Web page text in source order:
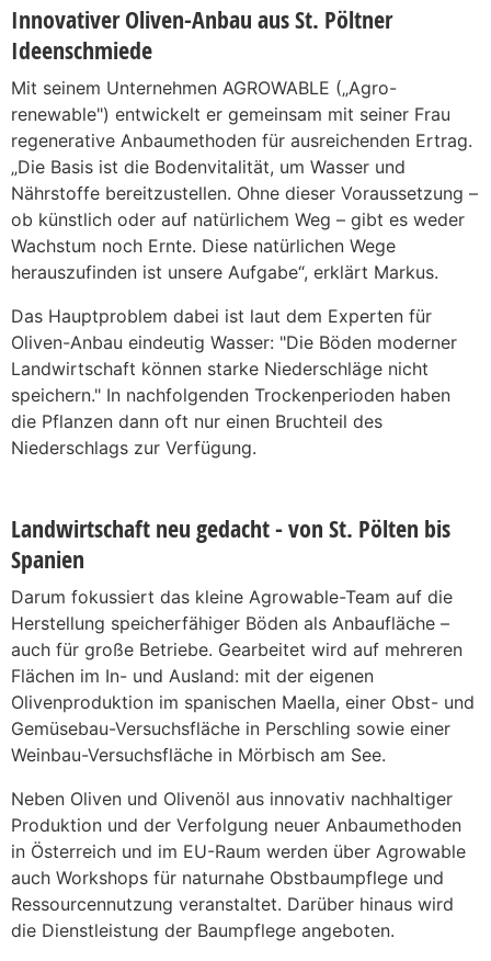
Innovativer Oliven-Anbau aus St. Pöltner
Ideenschmiede
Mit seinem Unternehmen AGROWABLE („Agro-
renewable") entwickelt er gemeinsam mit seiner Frau
regenerative Anbaumethoden für ausreichenden Ertrag.
„Die Basis ist die Bodenvitalität, um Wasser und
Nährstoffe bereitzustellen. Ohne dieser Voraussetzung –
ob künstlich oder auf natürlichem Weg – gibt es weder
Wachstum noch Ernte. Diese natürlichen Wege
herauszufinden ist unsere Aufgabe“, erklärt Markus.
Das Hauptproblem dabei ist laut dem Experten für
Oliven-Anbau eindeutig Wasser: "Die Böden moderner
Landwirtschaft können starke Niederschläge nicht
speichern." In nachfolgenden Trockenperioden haben
die Pflanzen dann oft nur einen Bruchteil des
Niederschlags zur Verfügung.
Landwirtschaft neu gedacht - von St. Pölten bis
Spanien
Darum fokussiert das kleine Agrowable-Team auf die
Herstellung speicherfähiger Böden als Anbaufläche –
auch für große Betriebe. Gearbeitet wird auf mehreren
Flächen im In- und Ausland: mit der eigenen
Olivenproduktion im spanischen Maella, einer Obst- und
Gemüsebau-Versuchsfläche in Perschling sowie einer
Weinbau-Versuchsfläche in Mörbisch am See.
Neben Oliven und Olivenöl aus innovativ nachhaltiger
Produktion und der Verfolgung neuer Anbaumethoden
in Österreich und im EU-Raum werden über Agrowable
auch Workshops für naturnahe Obstbaumpflege und
Ressourcennutzung veranstaltet. Darüber hinaus wird
die Dienstleistung der Baumpflege angeboten.